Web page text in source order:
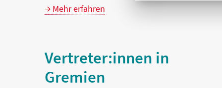
Mehr erfahren
Vertreter:innen in
Gremien